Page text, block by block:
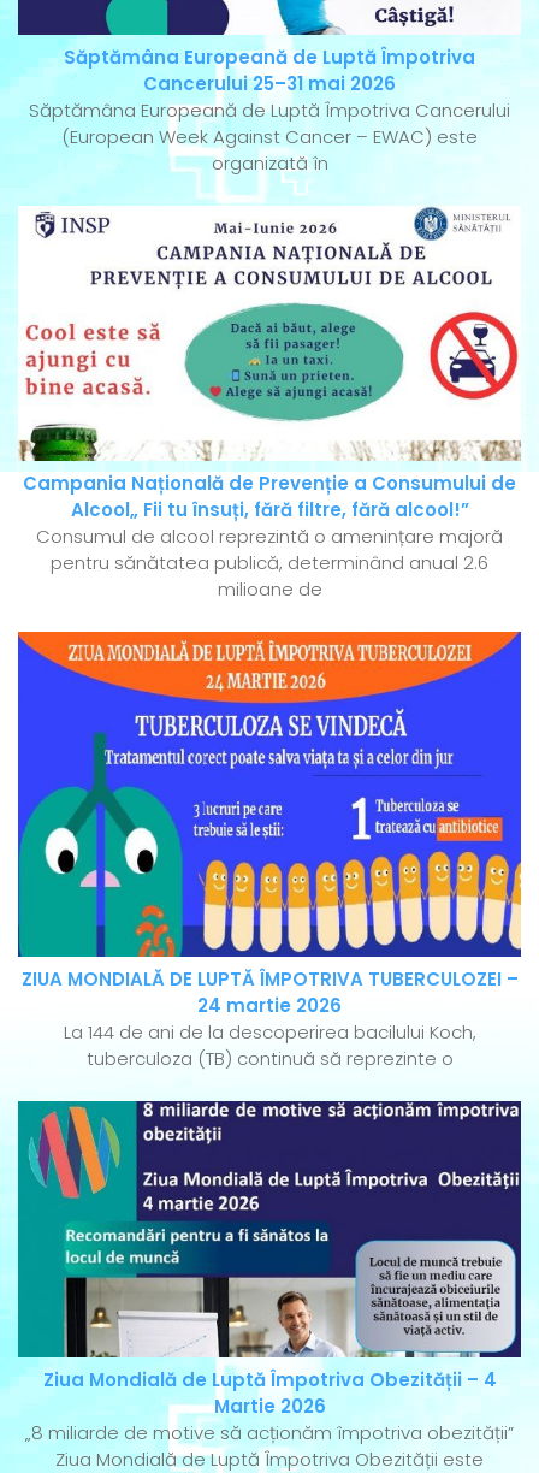
Săptămâna Europeană de Luptă Împotriva
Cancerului 25–31 mai 2026
Săptămâna Europeană de Luptă Împotriva Cancerului
(European Week Against Cancer – EWAC) este
organizată în
Campania Națională de Prevenție a Consumului de
Alcool„ Fii tu însuți, fără filtre, fără alcool!”
Consumul de alcool reprezintă o amenințare majoră
pentru sănătatea publică, determinând anual 2.6
milioane de
ZIUA MONDIALĂ DE LUPTĂ ÎMPOTRIVA TUBERCULOZEI –
24 martie 2026
La 144 de ani de la descoperirea bacilului Koch,
tuberculoza (TB) continuă să reprezinte o
Ziua Mondială de Luptă Împotriva Obezității – 4
Martie 2026
„8 miliarde de motive să acționăm împotriva obezității”
Ziua Mondială de Luptă Împotriva Obezității este